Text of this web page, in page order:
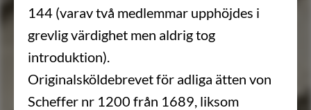
144 (varav två medlemmar upphöjdes i
grevlig värdighet men aldrig tog
introduktion).
Originalsköldebrevet för adliga ätten von
Scheffer nr 1200 från 1689, liksom